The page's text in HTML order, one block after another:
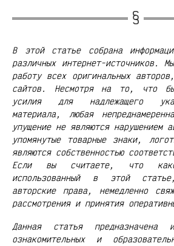
В этой статье собрана
различных интернет-источников.
работу всех оригинальных
сайтов. Несмотря на то, что
усилия для надлежащего
материала, любая
упущение не являются нарушением
упомянутые товарные знаки,
являются собственностью
Если вы считаете, что
использованный в этой
авторские права, немедленно
рассмотрения и принятия
Данная статья предназначена
ознакомительных и